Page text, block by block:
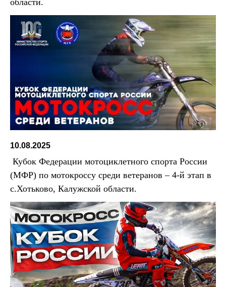
10.08.2025
Кубок Федерации мотоциклетного спорта России
(МФР) по мотокроссу среди ветеранов – 4-й этап в
с.Хотьково, Калужской области.